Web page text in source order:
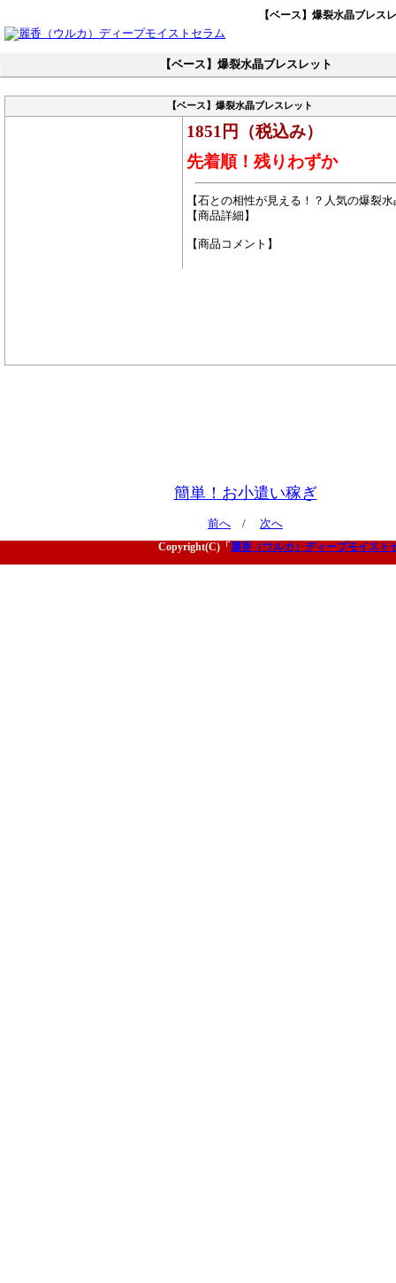
【ベース】爆裂水晶ブレス
【ベース】爆裂水晶ブレスレット
【ベース】爆裂水晶ブレスレット
1851円（税込み）
先着順！残りわずか
【石との相性が見える！？人気の爆裂
【商品詳細】
【商品コメント】
簡単！お小遣い稼ぎ
前へ / 次へ
Copyright(C)「 麗香（ウルカ）ディープモイスト